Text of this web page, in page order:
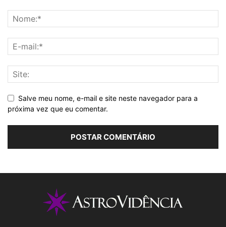
Salve meu nome, e-mail e site neste navegador para a
próxima vez que eu comentar.